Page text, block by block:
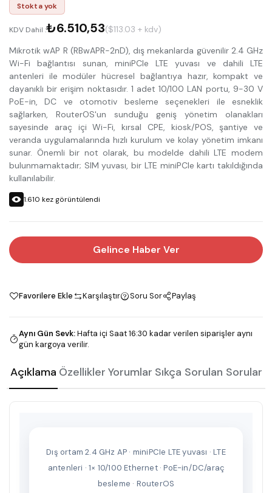
Stokta yok
KDV Dahil :₺6.510,53($113.03 + kdv)
Mikrotik wAP R (RBwAPR-2nD), dış mekanlarda güvenilir 2.4 GHz
Wi-Fi bağlantısı sunan, miniPCIe LTE yuvası ve dahili LTE
antenleri ile modüler hücresel bağlantıya hazır, kompakt ve
dayanıklı bir erişim noktasıdır. 1 adet 10/100 LAN portu, 9-30 V
PoE-in, DC ve otomotiv besleme seçenekleri ile esneklik
sağlarken, RouterOS'un sunduğu geniş yönetim olanakları
sayesinde araç içi Wi-Fi, kırsal CPE, kiosk/POS, şantiye ve
veranda uygulamalarında hızlı kurulum ve kolay yönetim imkanı
sunar. Önemli bir not olarak, bu modelde dahili LTE modem
bulunmamaktadır; SIM yuvası, bir LTE miniPCIe kartı takıldığında
kullanılabilir.
1.610 kez görüntülendi
Gelince Haber Ver
Favorilere Ekle Karşılaştır Soru Sor Paylaş
Aynı Gün Sevk:Hafta içi Saat 16:30 kadar verilen siparişler aynı
gün kargoya verilir.
Açıklama Özellikler Yorumlar Sıkça Sorulan Sorular
Dış ortam 2.4 GHz AP · miniPCIe LTE yuvası · LTE
antenleri · 1× 10/100 Ethernet · PoE-in/DC/araç
besleme · RouterOS